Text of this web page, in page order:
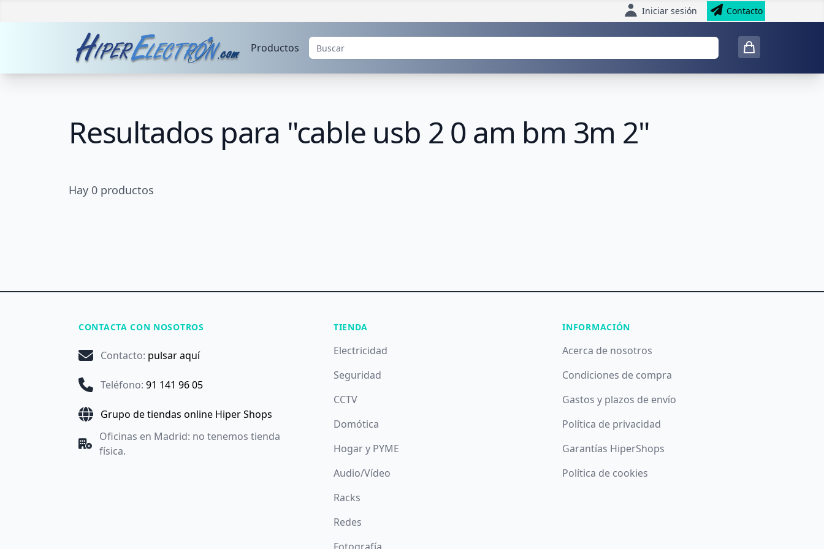
Iniciar sesión Contacto
Productos
Resultados para "cable usb 2 0 am bm 3m 2"
Hay 0 productos
CONTACTA CON NOSOTROS
Contacto: pulsar aquí
Teléfono: 91 141 96 05
Grupo de tiendas online Hiper Shops
Oficinas en Madrid: no tenemos tienda
física.
TIENDA
Electricidad
Seguridad
CCTV
Domótica
Hogar y PYME
Audio/Vídeo
Racks
Redes
INFORMACIÓN
Acerca de nosotros
Condiciones de compra
Gastos y plazos de envío
Política de privacidad
Garantías HiperShops
Política de cookies